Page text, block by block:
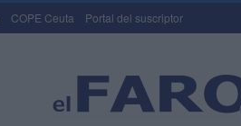
COPE Ceuta Portal del suscriptor